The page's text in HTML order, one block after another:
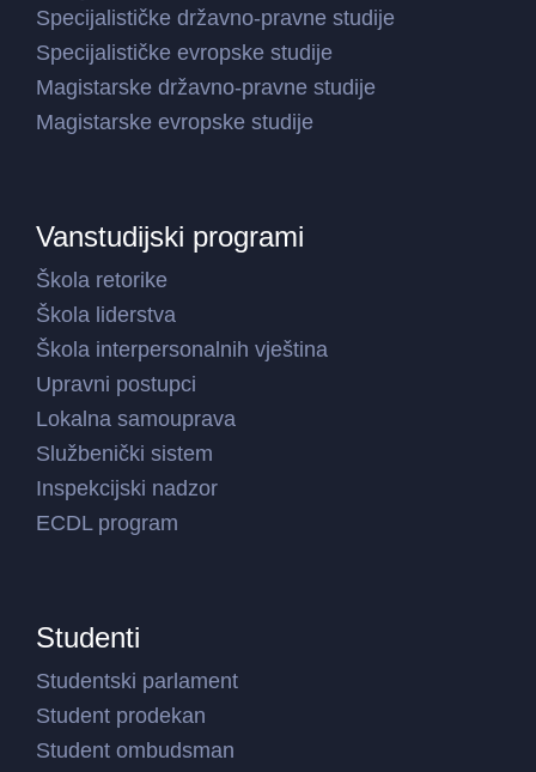
Specijalističke državno-pravne studije
Specijalističke evropske studije
Magistarske državno-pravne studije
Magistarske evropske studije
Vanstudijski programi
Škola retorike
Škola liderstva
Škola interpersonalnih vještina
Upravni postupci
Lokalna samouprava
Službenički sistem
Inspekcijski nadzor
ECDL program
Studenti
Studentski parlament
Student prodekan
Student ombudsman